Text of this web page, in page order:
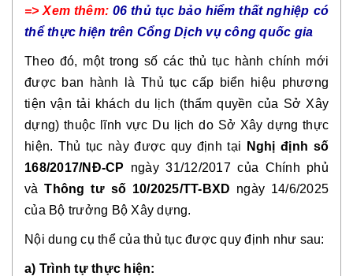
=> Xem thêm: 06 thủ tục bảo hiểm thất nghiệp có
thể thực hiện trên Cổng Dịch vụ công quốc gia
Theo đó, một trong số các thủ tục hành chính mới
được ban hành là Thủ tục cấp biển hiệu phương
tiện vận tải khách du lịch (thẩm quyền của Sở Xây
dựng) thuộc lĩnh vực Du lịch do Sở Xây dựng thực
hiện. Thủ tục này được quy định tại
Nghị định số
168/2017/NĐ-CP ngày 31/12/2017 của Chính phủ
vàThông tư số 10/2025/TT-BXD ngày 14/6/2025
của Bộ trưởng Bộ Xây dựng.
Nội dung cụ thể của thủ tục được quy định như sau:
a) Trình tự thực hiện: